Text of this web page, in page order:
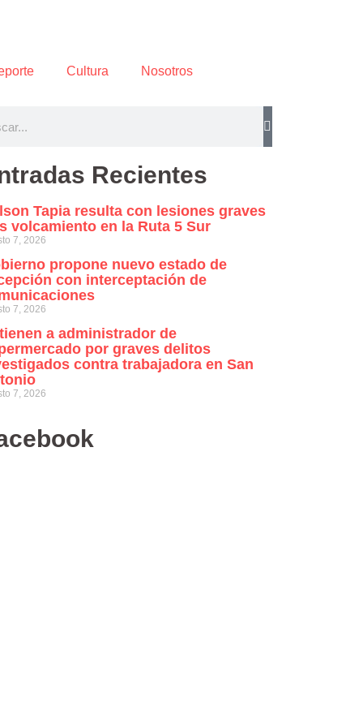
Cultura Nosotros
Recientes
Tapia resulta con lesiones graves
volcamiento en la Ruta 5 Sur
7, 2026
propone nuevo estado de
con interceptación de
7, 2026
a administrador de
por graves delitos
contra trabajadora en San
7, 2026